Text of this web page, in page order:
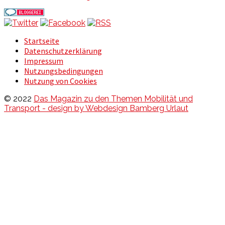
Startseite
Datenschutzerklärung
Impressum
Nutzungsbedingungen
Nutzung von Cookies
© 2022 Das Magazin zu den Themen Mobilität und
Transport - design by Webdesign Bamberg Urlaut